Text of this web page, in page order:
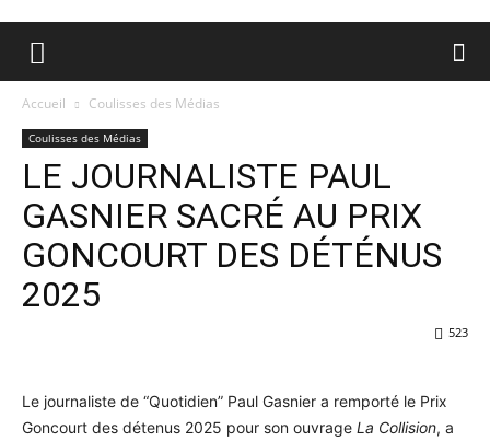
Accueil Coulisses des Médias
Coulisses des Médias
LE JOURNALISTE PAUL
GASNIER SACRÉ AU PRIX
GONCOURT DES DÉTÉNUS
2025
523
Le journaliste de “Quotidien” Paul Gasnier a remporté le Prix
Goncourt des détenus 2025 pour son ouvrage La Collision, a